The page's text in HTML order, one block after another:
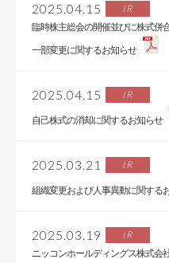
2025.04.15 IR
臨時株主総会の開催並びに株式併
一部変更に関するお知らせ
2025.04.15 IR
自己株式の消却に関するお知らせ
2025.03.21 IR
組織変更および人事異動に関する
2025.03.19 IR
ニッコンホールディングス株式会